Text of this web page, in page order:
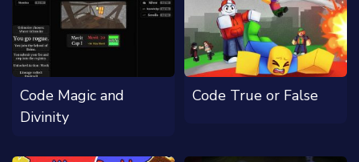
Code Magic and
Divinity
Code True or False